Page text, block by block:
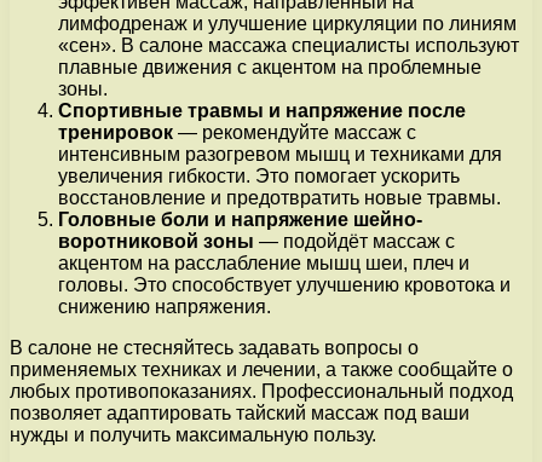
лимфодренаж и улучшение циркуляции по линиям
«сен». В салоне массажа специалисты используют
плавные движения с акцентом на проблемные
зоны.
Спортивные травмы и напряжение после
тренировок — рекомендуйте массаж с
интенсивным разогревом мышц и техниками для
увеличения гибкости. Это помогает ускорить
восстановление и предотвратить новые травмы.
Головные боли и напряжение шейно-
воротниковой зоны — подойдёт массаж с
акцентом на расслабление мышц шеи, плеч и
головы. Это способствует улучшению кровотока и
снижению напряжения.
В салоне не стесняйтесь задавать вопросы о
применяемых техниках и лечении, а также сообщайте о
любых противопоказаниях. Профессиональный подход
позволяет адаптировать тайский массаж под ваши
нужды и получить максимальную пользу.